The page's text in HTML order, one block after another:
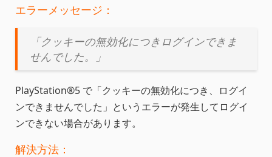
エラーメッセージ：
「クッキーの無効化につきログインできま
せんでした。」
PlayStation®5 で「クッキーの無効化につき、ログイ
ンできませんでした」というエラーが発生してログイ
ンできない場合があります。
解決方法：